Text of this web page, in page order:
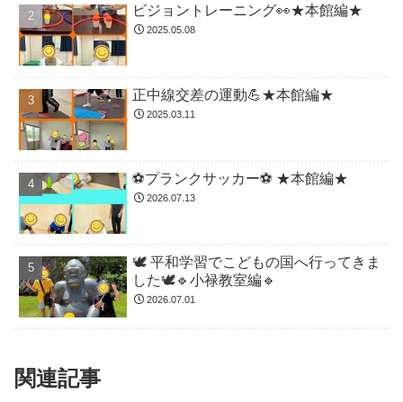
ビジョントレーニング👀★本館編★
2025.05.08
正中線交差の運動💪★本館編★
2025.03.11
⚽️プランクサッカー⚽️ ★本館編★
2026.07.13
🕊️ 平和学習でこどもの国へ行ってきま
した🕊️🔹小禄教室編🔹
2026.07.01
関連記事